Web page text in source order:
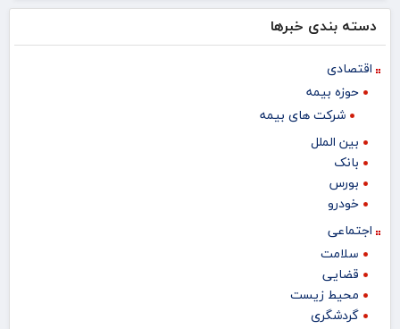
دسته بندی خبرها
اقتصادی
حوزه بیمه
شرکت های بیمه
بین الملل
بانک
بورس
خودرو
اجتماعی
سلامت
قضایی
محیط زیست
گردشگری